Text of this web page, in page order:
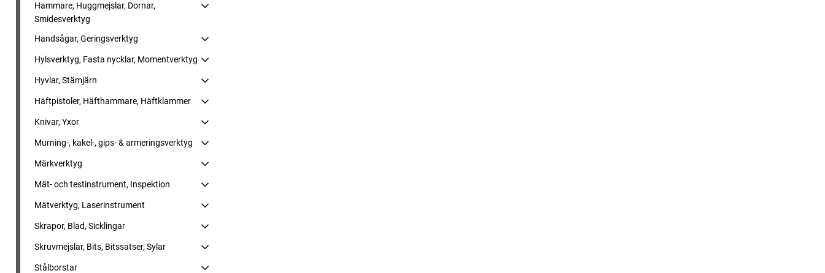
Hammare, Huggmejslar, Dornar,
Smidesverktyg
Handsågar, Geringsverktyg
Hylsverktyg, Fasta nycklar, Momentverktyg
Hyvlar, Stämjärn
Häftpistoler, Häfthammare, Häftklammer
Knivar, Yxor
Murning-, kakel-, gips- & armeringsverktyg
Märkverktyg
Mät- och testinstrument, Inspektion
Mätverktyg, Laserinstrument
Skrapor, Blad, Sicklingar
Skruvmejslar, Bits, Bitssatser, Sylar
Stålborstar